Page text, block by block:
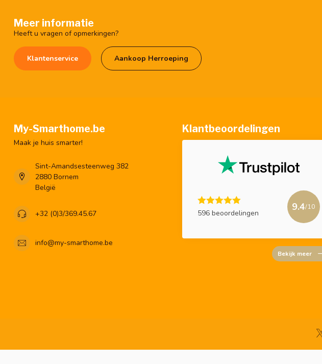
Meer informatie
Heeft u vragen of opmerkingen?
Klantenservice Aankoop Herroeping
My-Smarthome.be
Maak je huis smarter!
Sint-Amandsesteenweg 382
2880 Bornem
België
+32 (0)3/369.45.67
info@my-smarthome.be
Klantbeoordelingen
596 beoordelingen
9.4/10
Bekijk meer